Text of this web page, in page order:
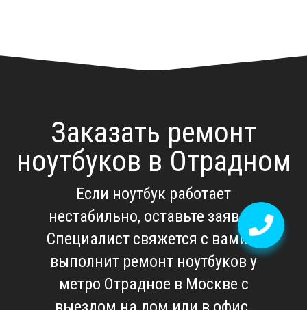
Заказать ремонт
ноутбуков в Отрадном
Если ноутбук работает
нестабильно, оставьте заявку.
Специалист свяжется с вами и
выполнит ремонт ноутбуков у
метро Отрадное в Москве с